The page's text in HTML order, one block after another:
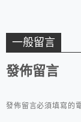
一般留言
發佈留言
發佈留言必須填寫的